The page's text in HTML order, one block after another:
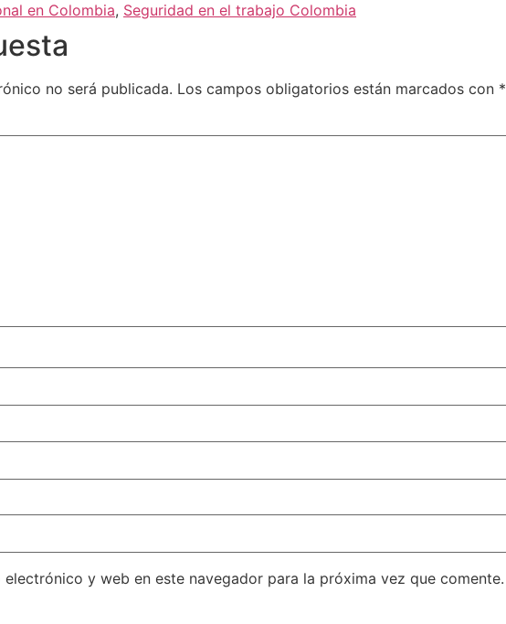
en Colombia, Seguridad en el trabajo Colombia
no será publicada. Los campos obligatorios están marcados con *
y web en este navegador para la próxima vez que comente.